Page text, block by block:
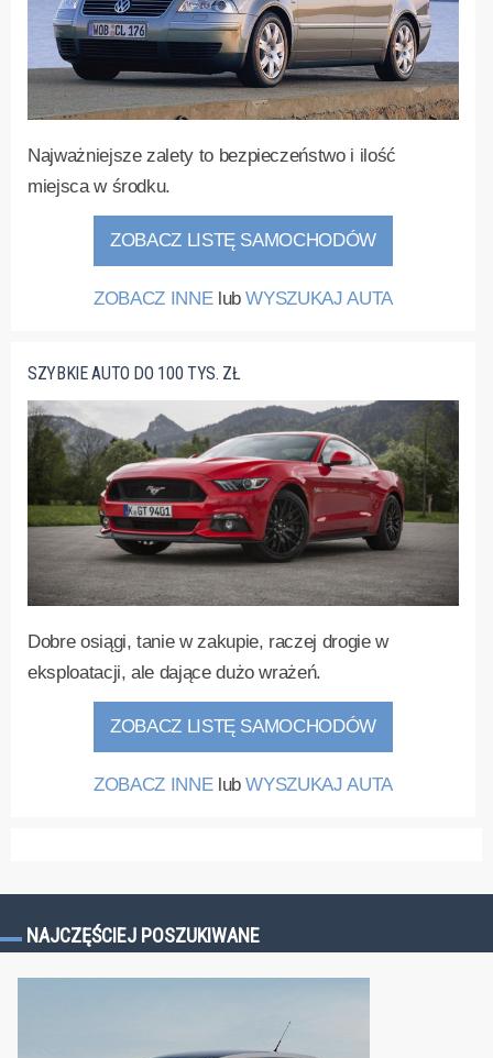
Najważniejsze zalety to bezpieczeństwo i ilość
miejsca w środku.
ZOBACZ LISTĘ SAMOCHODÓW
ZOBACZ INNElubWYSZUKAJ AUTA
SZYBKIE AUTO DO 100 TYS. ZŁ
Dobre osiągi, tanie w zakupie, raczej drogie w
eksploatacji, ale dające dużo wrażeń.
ZOBACZ LISTĘ SAMOCHODÓW
ZOBACZ INNElubWYSZUKAJ AUTA
NAJCZĘŚCIEJ POSZUKIWANE